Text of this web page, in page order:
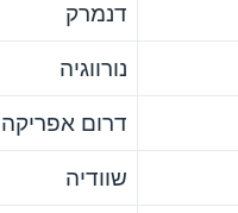
דנמרק
נורווגיה
דרום אפריקה
שוודיה